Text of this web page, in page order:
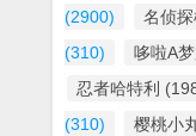
(2900)
名侦
(310)
哆啦A
忍者哈特利
(310)
樱桃小